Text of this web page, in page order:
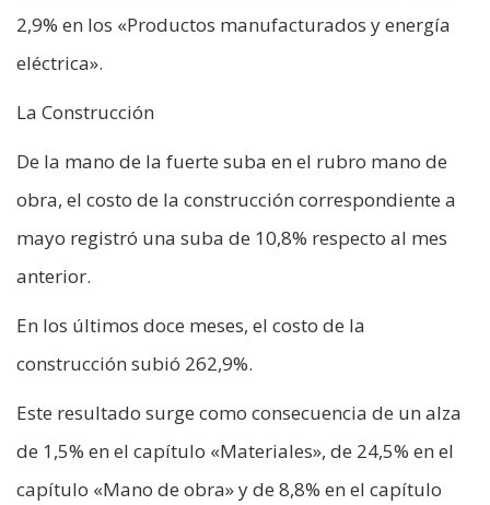
2,9% en los «Productos manufacturados y energía
eléctrica».
La Construcción
De la mano de la fuerte suba en el rubro mano de
obra, el costo de la construcción correspondiente a
mayo registró una suba de 10,8% respecto al mes
anterior.
En los últimos doce meses, el costo de la
construcción subió 262,9%.
Este resultado surge como consecuencia de un alza
de 1,5% en el capítulo «Materiales», de 24,5% en el
capítulo «Mano de obra» y de 8,8% en el capítulo